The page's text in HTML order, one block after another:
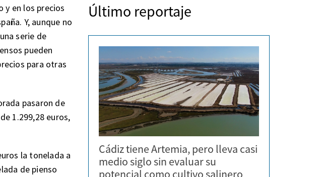
y en los precios
Y, aunque no
serie de
pueden
para otras
pasaron de
1.299,28 euros,
la tonelada a
de pienso
Último reportaje
Cádiz tiene Artemia, pero lleva casi
medio siglo sin evaluar su
potencial como cultivo salinero